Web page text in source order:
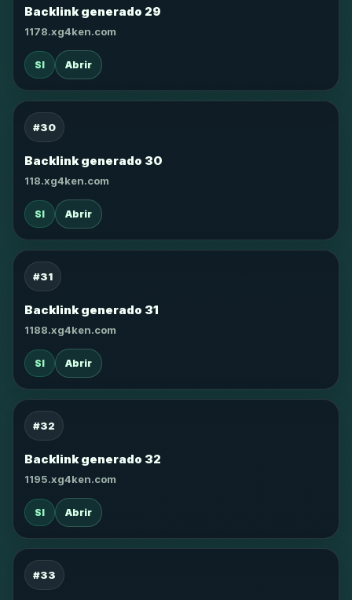
Backlink generado 29
1178.xg4ken.com
SI Abrir
#30
Backlink generado 30
118.xg4ken.com
SI Abrir
#31
Backlink generado 31
1188.xg4ken.com
SI Abrir
#32
Backlink generado 32
1195.xg4ken.com
SI Abrir
#33